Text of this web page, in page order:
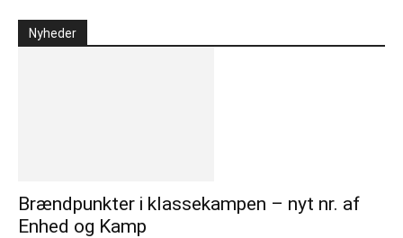
Nyheder
Brændpunkter i klassekampen – nyt nr. af
Enhed og Kamp